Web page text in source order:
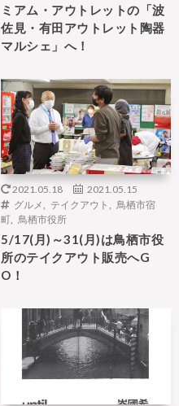
ミアム・アウトレットの「波
佐見・有田アウトレット陶器
マルシェ」へ！
2021.05.18 2021.05.15
グルメ テイクアウト
鳥栖市宿
町
鳥栖市役所
5/17(月)～31(月)は鳥栖市役
所のテイクアウト販売へG
O！